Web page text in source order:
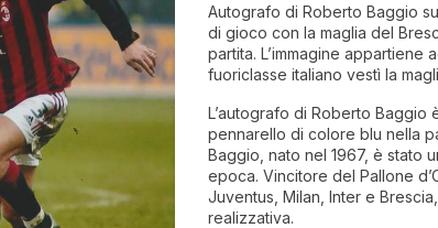
Autografo di Roberto Baggio
di gioco con la maglia del
partita. L’immagine appartiene
fuoriclasse italiano vestì la
L’autografo di Roberto
pennarello di colore blu nella
Baggio, nato nel 1967, è stato
epoca. Vincitore del Pallone
Juventus, Milan, Inter e
realizzativa.